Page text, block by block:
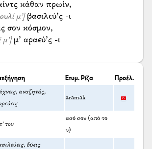
κάθαν πρωίν,
μ’]βασιλεύ’ς -ι
σον κόσμον,
μ’]μ’ αραεύ’ς -ι
Ετυμ. Ρίζα Προέλ.
αναζητάς,
aramak
τον
ασό σον (από το
ν)
δύεις